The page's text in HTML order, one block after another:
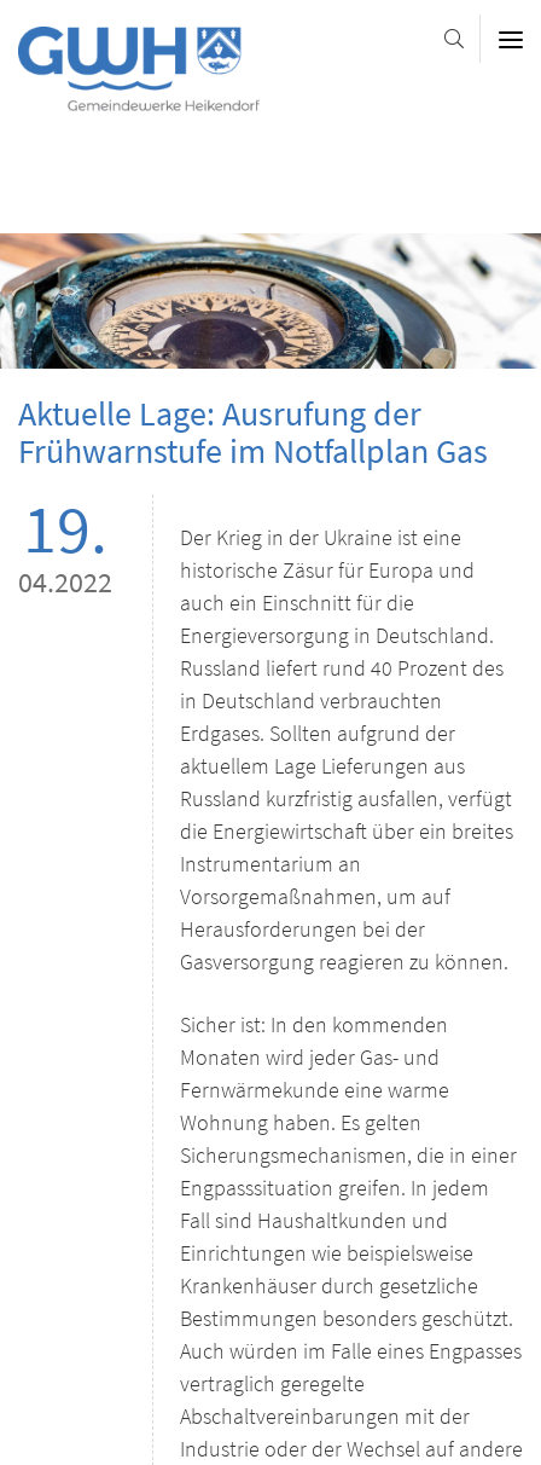
Slider
im
Kopfbereich
Aktuelle Lage: Ausrufung der
Frühwarnstufe im Notfallplan Gas
19.
04.2022
Der Krieg in der Ukraine ist eine
historische Zäsur für Europa und
auch ein Einschnitt für die
Energieversorgung in Deutschland.
Russland liefert rund 40 Prozent des
in Deutschland verbrauchten
Erdgases. Sollten aufgrund der
aktuellem Lage Lieferungen aus
Russland kurzfristig ausfallen, verfügt
die Energiewirtschaft über ein breites
Instrumentarium an
Vorsorgemaßnahmen, um auf
Herausforderungen bei der
Gasversorgung reagieren zu können.
Sicher ist: In den kommenden
Monaten wird jeder Gas- und
Fernwärmekunde eine warme
Wohnung haben. Es gelten
Sicherungsmechanismen, die in einer
Engpasssituation greifen. In jedem
Fall sind Haushaltkunden und
Einrichtungen wie beispielsweise
Krankenhäuser durch gesetzliche
Bestimmungen besonders geschützt.
Auch würden im Falle eines Engpasses
vertraglich geregelte
Abschaltvereinbarungen mit der
Industrie oder der Wechsel auf andere